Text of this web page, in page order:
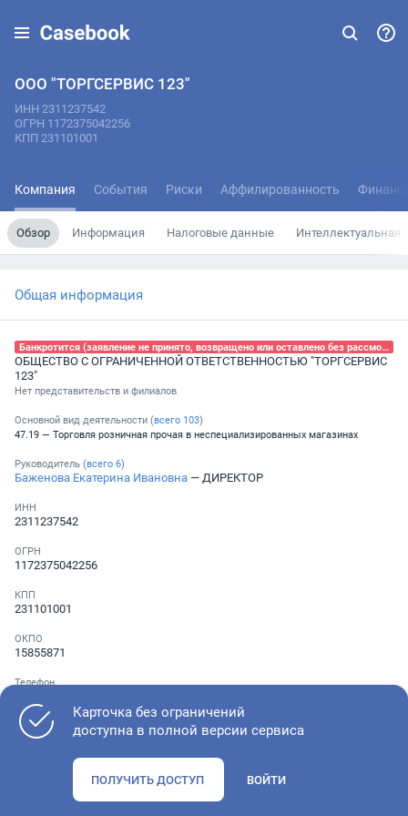
ООО "ТОРГСЕРВИС 123"
ИНН 2311237542
ОГРН 1172375042256
КПП 231101001
Компания События Риски Аффилированность
Обзор Информация Налоговые данные Интеллектуальная
Общая информация
Банкротится (заявление не принято, возвращено или оставлено без рассмотрения), 09.04.2025
ОБЩЕСТВО С ОГРАНИЧЕННОЙ ОТВЕТСТВЕННОСТЬЮ "ТОРГСЕРВИС
123"
Нет представительств и филиалов
Основной вид деятельности (всего 103)
47.19 — Торговля розничная прочая в неспециализированных магазинах
Руководитель (всего 6)
Баженова Екатерина Ивановна — ДИРЕКТОР
ИНН
2311237542
ОГРН
1172375042256
КПП
231101001
ОКПО
15855871
Телефон
Как оценить состояние компании
Карточка без ограничений
доступна в полной версии сервиса
ПОЛУЧИТЬ ДОСТУП ВОЙТИ